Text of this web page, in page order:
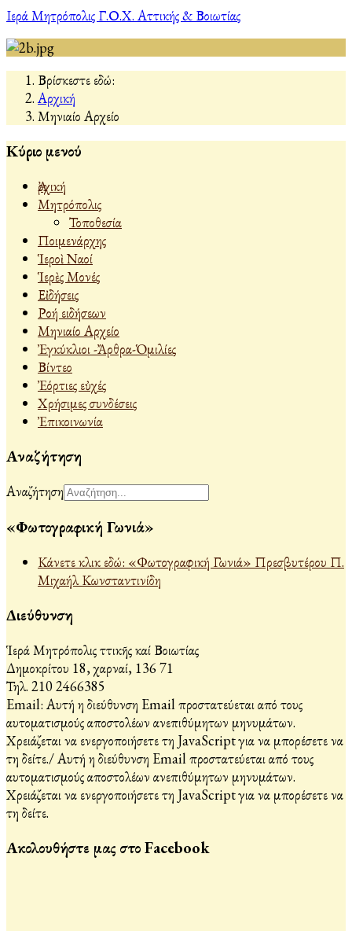
Ιερά Μητρόπολις Γ.Ο.Χ. Αττικής & Βοιωτίας
Βρίσκεστε εδώ:
Αρχική
Μηνιαίο Αρχείο
Κύριο μενού
Ἀρχική
Μητρόπολις
Τοποθεσία
Ποιμενάρχης
Ἱεροὶ Ναοί
Ἱερὲς Μονές
Εἰδήσεις
Ροή ειδήσεων
Μηνιαίο Αρχείο
Ἐγκύκλιοι -Ἄρθρα-Ὁμιλίες
Βίντεο
Ἐόρτιες εὐχές
Χρήσιμες συνδέσεις
Ἐπικοινωνία
Αναζήτηση
Αναζήτηση
«Φωτογραφική Γωνιά»
Κάνετε κλικ εδώ: «Φωτογραφική Γωνιά» Πρεσβυτέρου Π.
Μιχαήλ Κωνσταντινίδη
Διεύθυνση
Ἱερά Μητρόπολις Ἀττικῆς καί Βοιωτίας
Δημοκρίτου 18, Ἀχαρναί, 136 71
Τηλ. 210 2466385
Email: Αυτή η διεύθυνση Email προστατεύεται από τους
αυτοματισμούς αποστολέων ανεπιθύμητων μηνυμάτων.
Χρειάζεται να ενεργοποιήσετε τη JavaScript για να μπορέσετε να
τη δείτε./Αυτή η διεύθυνση Email προστατεύεται από τους
αυτοματισμούς αποστολέων ανεπιθύμητων μηνυμάτων.
Χρειάζεται να ενεργοποιήσετε τη JavaScript για να μπορέσετε να
τη δείτε.
Ακολουθήστε μας στο Facebook